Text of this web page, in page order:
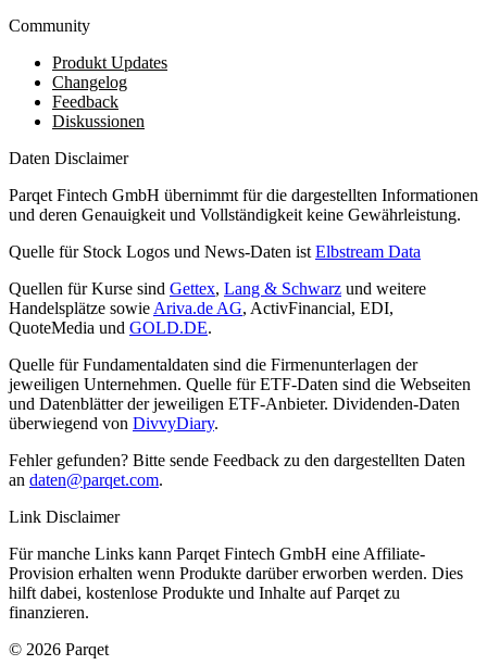
Community
Produkt Updates
Changelog
Feedback
Diskussionen
Daten Disclaimer
Parqet Fintech GmbH übernimmt für die dargestellten Informationen
und deren Genauigkeit und Vollständigkeit keine Gewährleistung.
Quelle für Stock Logos und News-Daten ist Elbstream Data
Quellen für Kurse sind Gettex, Lang & Schwarz und weitere
Handelsplätze sowie Ariva.de AG, ActivFinancial, EDI,
QuoteMedia und GOLD.DE.
Quelle für Fundamentaldaten sind die Firmenunterlagen der
jeweiligen Unternehmen. Quelle für ETF-Daten sind die Webseiten
und Datenblätter der jeweiligen ETF-Anbieter. Dividenden-Daten
überwiegend von DivvyDiary.
Fehler gefunden? Bitte sende Feedback zu den dargestellten Daten
an daten@parqet.com.
Link Disclaimer
Für manche Links kann Parqet Fintech GmbH eine Affiliate-
Provision erhalten wenn Produkte darüber erworben werden. Dies
hilft dabei, kostenlose Produkte und Inhalte auf Parqet zu
finanzieren.
© 2026 Parqet